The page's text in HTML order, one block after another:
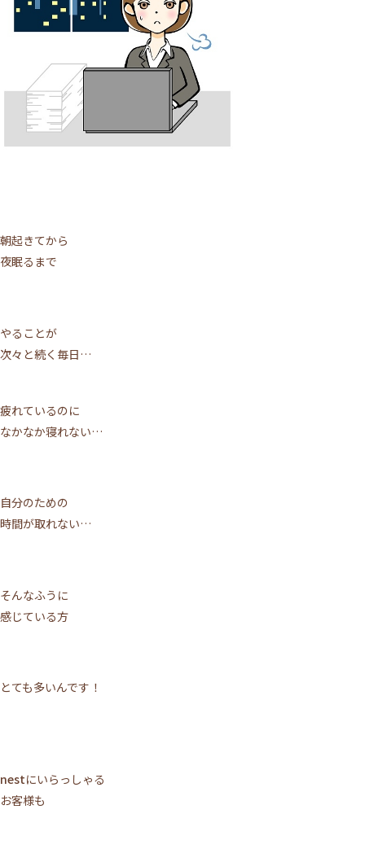
朝起きてから
夜眠るまで
やることが
次々と続く毎日…
疲れているのに
なかなか寝れない…
自分のための
時間が取れない…
そんなふうに
感じている方
とても多いんです！
nestにいらっしゃる
お客様も